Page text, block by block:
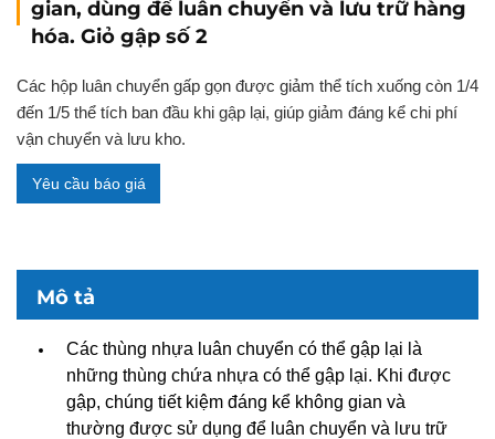
gian, dùng để luân chuyển và lưu trữ hàng
hóa. Giỏ gập số 2
Các hộp luân chuyển gấp gọn được giảm thể tích xuống còn 1/4
đến 1/5 thể tích ban đầu khi gập lại, giúp giảm đáng kể chi phí
vận chuyển và lưu kho.
Yêu cầu báo giá
Mô tả
Các thùng nhựa luân chuyển có thể gập lại là
những thùng chứa nhựa có thể gập lại. Khi được
gập, chúng tiết kiệm đáng kể không gian và
thường được sử dụng để luân chuyển và lưu trữ